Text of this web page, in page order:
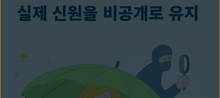
실제 신원을 비공개로 유지